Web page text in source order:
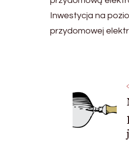
Inwestycja na
przydomowej